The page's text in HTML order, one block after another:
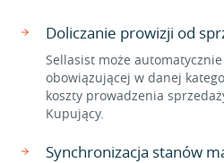
Doliczanie prowizji od
Sellasist może
obowiązującej w danej
koszty prowadzenia
Kupujący.
Synchronizacja stanów